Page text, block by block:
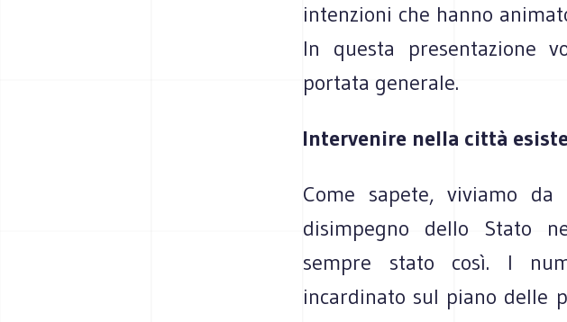
intenzioni che hanno
In questa presentazione
portata generale.
Intervenire nella città
Come sapete, viviamo
disimpegno dello Stato
sempre stato così. I
incardinato sul piano delle